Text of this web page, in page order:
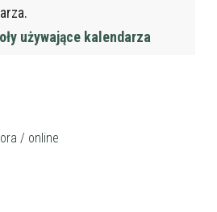
używające kalendarza
/ online